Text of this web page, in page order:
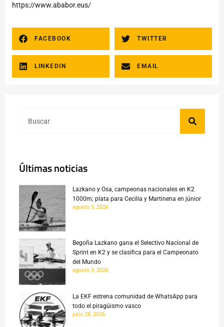
https://www.ababor.eus/
FACEBOOK TWITTER
LINKEDIN EMAIL
Últimas noticias
Lazkano y Osa, campeonas nacionales en K2
1000m; plata para Cecilia y Martinena en júnior
agosto 3, 2026
Begoña Lazkano gana el Selectivo Nacional de
Sprint en K2 y se clasifica para el Campeonato
del Mundo
agosto 3, 2026
La EKF estrena comunidad de WhatsApp para
todo el piragüismo vasco
julio 28, 2026